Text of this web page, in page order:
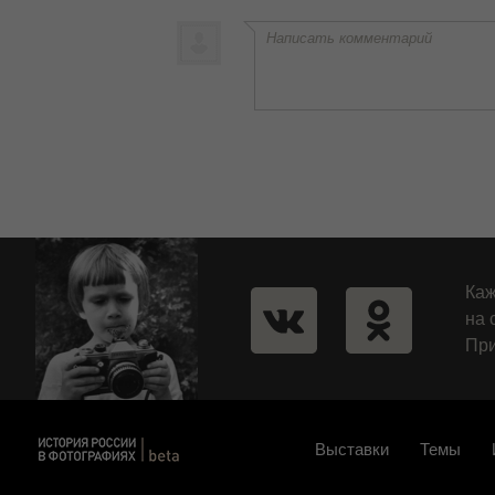
Написать комментарий
на
Выставки Темы